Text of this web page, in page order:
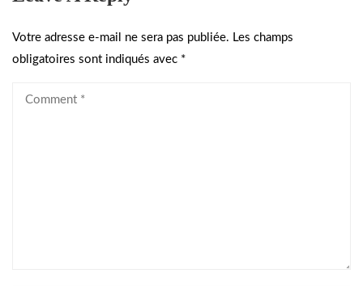
Votre adresse e-mail ne sera pas publiée. Les champs
obligatoires sont indiqués avec *